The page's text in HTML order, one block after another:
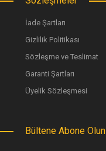
İade Şartları
Gizlilik Politikası
Sözleşme ve Teslimat
Garanti Şartları
Üyelik Sözleşmesi
Bültene Abone Olun